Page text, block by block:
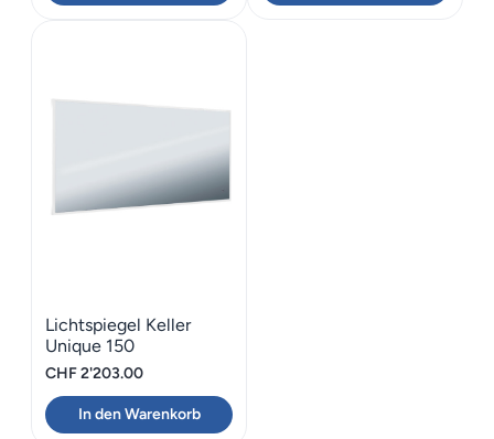
Lichtspiegel Keller
Unique 150
CHF2'203.00
In den Warenkorb